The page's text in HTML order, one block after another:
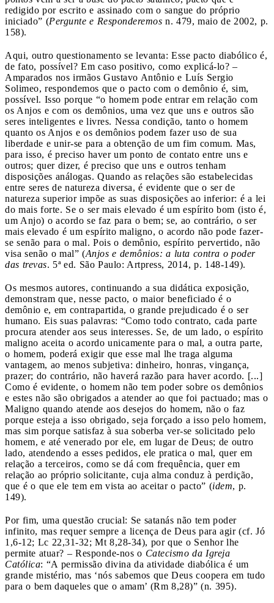
redigido por escrito e assinado com o sangue do próprio
iniciado” (Pergunte e Responderemos n. 479, maio de 2002, p.
158).
Aqui, outro questionamento se levanta: Esse pacto diabólico é,
de fato, possível? Em caso positivo, como explicá-lo? –
Amparados nos irmãos Gustavo Antônio e Luís Sergio
Solimeo, respondemos que o pacto com o demônio é, sim,
possível. Isso porque “o homem pode entrar em relação com
os Anjos e com os demônios, uma vez que uns e outros são
seres inteligentes e livres. Nessa condição, tanto o homem
quanto os Anjos e os demônios podem fazer uso de sua
liberdade e unir-se para a obtenção de um fim comum. Mas,
para isso, é preciso haver um ponto de contato entre uns e
outros; quer dizer, é preciso que uns e outros tenham
disposições análogas. Quando as relações são estabelecidas
entre seres de natureza diversa, é evidente que o ser de
natureza superior impõe as suas disposições ao inferior: é a lei
do mais forte. Se o ser mais elevado é um espírito bom (isto é,
um Anjo) o acordo se faz para o bem; se, ao contrário, o ser
mais elevado é um espírito maligno, o acordo não pode fazer-
se senão para o mal. Pois o demônio, espírito pervertido, não
visa senão o mal” (Anjos e demônios: a luta contra o poder
das trevas. 5ª ed. São Paulo: Artpress, 2014, p. 148-149).
Os mesmos autores, continuando a sua didática exposição,
demonstram que, nesse pacto, o maior beneficiado é o
demônio e, em contrapartida, o grande prejudicado é o ser
humano. Eis suas palavras: “Como todo contrato, cada parte
procura atender aos seus interesses. Se, de um lado, o espírito
maligno aceita o acordo unicamente para o mal, a outra parte,
o homem, poderá exigir que esse mal lhe traga alguma
vantagem, ao menos subjetiva: dinheiro, honras, vingança,
prazer; do contrário, não haverá razão para haver acordo. [...]
Como é evidente, o homem não tem poder sobre os demônios
e estes não são obrigados a atender ao que foi pactuado; mas o
Maligno quando atende aos desejos do homem, não o faz
porque esteja a isso obrigado, seja forçado a isso pelo homem,
mas sim porque satisfaz à sua soberba ver-se solicitado pelo
homem, e até venerado por ele, em lugar de Deus; de outro
lado, atendendo a esses pedidos, ele pratica o mal, quer em
relação a terceiros, como se dá com frequência, quer em
relação ao próprio solicitante, cuja alma conduz à perdição,
que é o que ele tem em vista ao aceitar o pacto” (idem, p.
149).
Por fim, uma questão crucial: Se satanás não tem poder
infinito, mas requer sempre a licença de Deus para agir (cf. Jó
1,6-12; Lc 22,31-32; Mt 8,28-34), por que o Senhor lhe
permite atuar? – Responde-nos o Catecismo da Igreja
Católica: “A permissão divina da atividade diabólica é um
grande mistério, mas ‘nós sabemos que Deus coopera em tudo
para o bem daqueles que o amam’ (Rm 8,28)” (n. 395).